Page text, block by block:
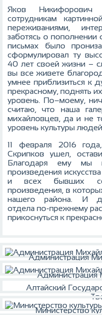
Яков Никифорович
сотрудникам
переживаниями,
заботясь о
письмах было
сформулировал ту
40 лет своей жизни –
вы все живете
умнее приблизиться к
прекрасному, поднять
уровень. По–моему,
считаю, что наша
михайловцев, да и не
уровень культуры
11 февраля 2016
Скрипков ушел,
Благодаря ему мы
произведения
и всех бывших
произведения, в
нашего района. И
отдела по-прежнему
прикоснуться к
Администрация
Администрация
Алтайский
Министерство